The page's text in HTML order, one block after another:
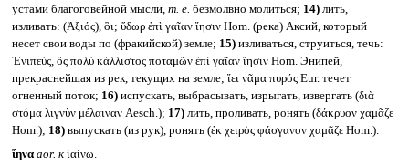
устами благоговейной мысли, т. е. безмолвно молиться; 14)лить,
изливать: (Ἀξιός), ὃι; ὕδωρ ἐπὶ γαῖαν ἵησιν Hom. (река) Аксий, который
несет свои воды по (фракийской) земле; 15)изливаться, струиться, течь:
Ἐνιπεύς, ὃς πολὺ κάλλιστος ποταμῶν ἐπὶ γαῖαν ἵησιν Hom. Энипей,
прекраснейшая из рек, текущих на земле; ἵει νᾶμα πυρός Eur. течет
огненный поток; 16)испускать, выбрасывать, изрыгать, извергать (διὰ
στόμα λιγνὺν μέλαιναν Aesch.); 17)лить, проливать, ронять (δάκρυον χαμᾶζε
Hom.); 18)выпускать (из рук), ронять (ἐκ χειρὸς φάσγανον χαμᾶζε Hom.).
ἴηνα aor. кἰαίνω.